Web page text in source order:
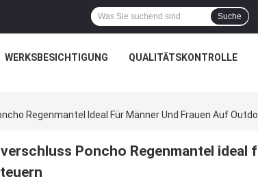
Suche
WERKSBESICHTIGUNG QUALITÄTSKONTROLLE
Regenmantel Ideal Für Männer Und Frauen Auf
Poncho Regenmantel ideal